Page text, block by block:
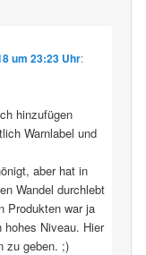
um 23:23 Uhr:
hinzufügen
Warnlabel und
aber hat in
Wandel durchlebt
Produkten war ja
Niveau. Hier
zu geben. ;)